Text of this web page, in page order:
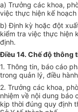
a) Trưởng các khoa,
việc thực hiện kế
b) Định kỳ hoặc đột
kiểm tra việc thực hiện
định.
Điều 14. Chế độ thông
1. Thông tin, báo cáo
trong quản lý, điều
2. Trưởng các khoa,
nhiệm về nội dung báo
kịp thời đúng quy định